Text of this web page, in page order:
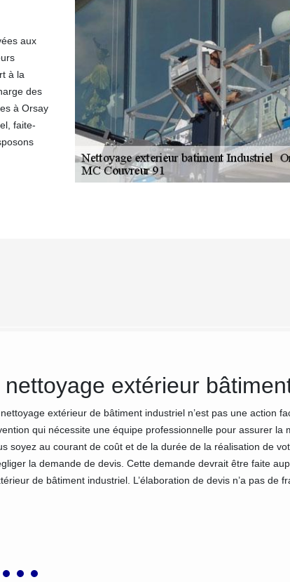
aux
à la
des
à Orsay
faite-
nettoyage extérieur
extérieur de bâtiment industriel n’est pas une action
qui nécessite une équipe professionnelle pour assurer la
soyez au courant de coût et de la durée de la réalisation de
la demande de devis. Cette demande devrait être faite
de bâtiment industriel. L’élaboration de devis n’a pas de